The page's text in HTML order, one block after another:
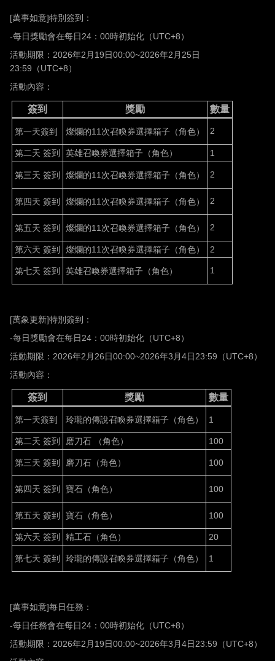
[萬事如意]特別簽到：
-每日獎勵會在每日24 ： 00時初始化（UTC+8）
活動期限： 2026年2 月 19日00:00~2026年2 月 25日
23:59 （UTC+8）
活動內容：
簽到 獎勵 數量
第一天簽到 燦爛的11次召喚券選擇箱子（角色） 2
第二天 簽到 英雄召喚券選擇箱子（角色） 1
第三天 簽到 燦爛的11次召喚券選擇箱子（角色） 2
第四天 簽到 燦爛的11次召喚券選擇箱子（角色） 2
第五天 簽到 燦爛的11次召喚券選擇箱子（角色） 2
第六天 簽到 燦爛的11次召喚券選擇箱子（角色） 2
第七天 簽到 英雄召喚券選擇箱子（角色） 1
[萬象更新]特別簽到：
-每日獎勵會在每日24 ： 00時初始化（UTC+8）
活動期限： 2026年2 月 26日00:00~2026年3 月4日23:59 （UTC+8）
活動內容：
簽到 獎勵 數量
第一天簽到 玲瓏的傳說召喚券選擇箱子（角色） 1
第二天 簽到 磨刀石 （角色） 100
第三天 簽到 磨刀石（角色） 100
第四天 簽到 寶石（角色） 100
第五天 簽到 寶石（角色） 100
第六天 簽到 精工石（角色） 20
第七天 簽到 玲瓏的傳說召喚券選擇箱子（角色） 1
[萬事如意]每日任務：
-每日任務會在每日24 ： 00時初始化（UTC+8）
活動期限： 2026年2 月 19日00:00~2026年3 月4日23:59 （UTC+8）